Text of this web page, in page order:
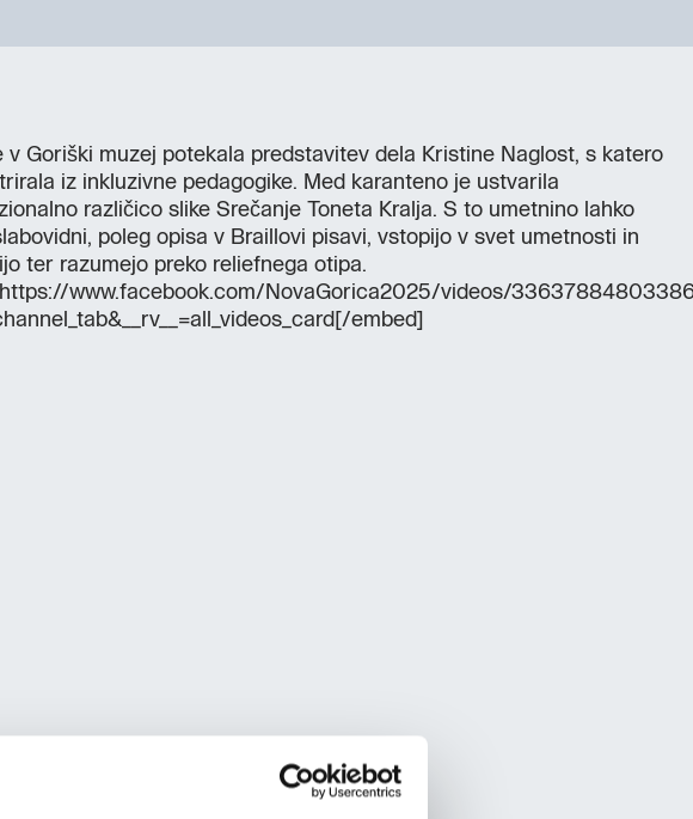
v Goriški muzej potekala predstavitev dela Kristine Naglost, s katero
iz inkluzivne pedagogike. Med karanteno je ustvarila
različico slike Srečanje Toneta Kralja. S to umetnino lahko
poleg opisa v Braillovi pisavi, vstopijo v svet umetnosti in
ter razumejo preko reliefnega otipa.
www.facebook.com/NovaGorica2025/videos/
embed]